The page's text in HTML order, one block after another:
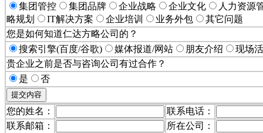
集团管控
集团品牌 企业战略 企业文化
人力资源
略规划
IT解决方案 企业培训 业务外包
其它问题
您是如何知道仁达方略公司的？
搜索引擎(百度/谷歌)
媒体报道/网站 朋友介绍
现场
贵企业之前是否与咨询公司有过合作？
是
否
您的姓名：
联系电话：
联系邮箱：
所在公司：